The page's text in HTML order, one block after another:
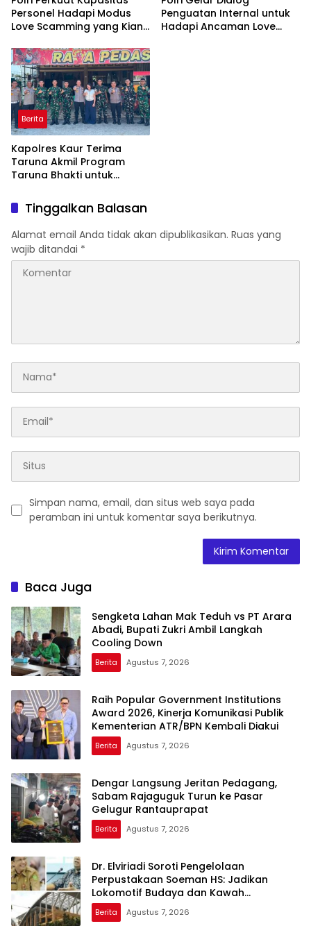
Personel Hadapi Modus
Love Scamming yang Kian
Penguatan Internal untuk
Hadapi Ancaman Love
Berita
Kapolres Kaur Terima
Taruna Akmil Program
Taruna Bhakti untuk
Rakyat Kabupaten Kaur
Tinggalkan Balasan
Alamat email Anda tidak akan dipublikasikan. Ruas yang
wajib ditandai *
Simpan nama, email, dan situs web saya pada
peramban ini untuk komentar saya berikutnya.
Baca Juga
Sengketa Lahan Mak Teduh vs PT Arara
Abadi, Bupati Zukri Ambil Langkah
Cooling Down
Berita Agustus 7, 2026
Raih Popular Government Institutions
Award 2026, Kinerja Komunikasi Publik
Kementerian ATR/BPN Kembali Diakui
Berita Agustus 7, 2026
Dengar Langsung Jeritan Pedagang,
Sabam Rajaguguk Turun ke Pasar
Gelugur Rantauprapat
Berita Agustus 7, 2026
Dr. Elviriadi Soroti Pengelolaan
Perpustakaan Soeman HS: Jadikan
Lokomotif Budaya dan Kawah
Candradimuka Intelektual
Berita Agustus 7, 2026